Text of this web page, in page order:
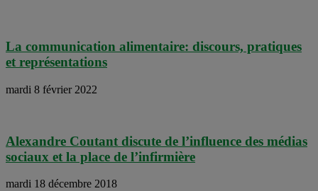
La communication alimentaire: discours, pratiques
et représentations
mardi 8 février 2022
Alexandre Coutant discute de l’influence des médias
sociaux et la place de l’infirmière
mardi 18 décembre 2018